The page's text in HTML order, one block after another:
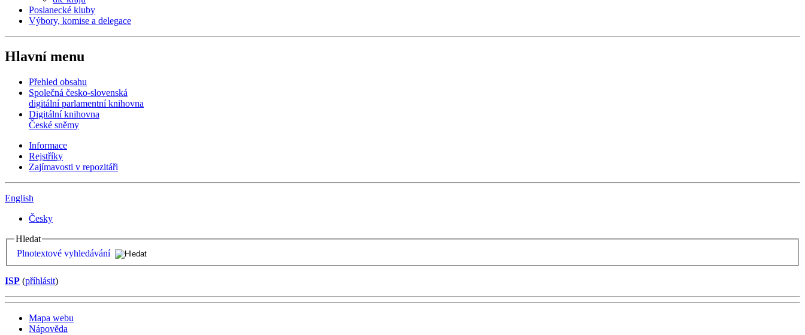
Poslanecké kluby
Výbory, komise a delegace
Hlavní menu
Přehled obsahu
Společná česko-slovenská
digitální parlamentní knihovna
Digitální knihovna
České sněmy
Informace
Rejstříky
Zajímavosti v repozitáři
English
Česky
Hledat
Plnotextové vyhledávání
ISP (příhlásit)
Mapa webu
Nápověda